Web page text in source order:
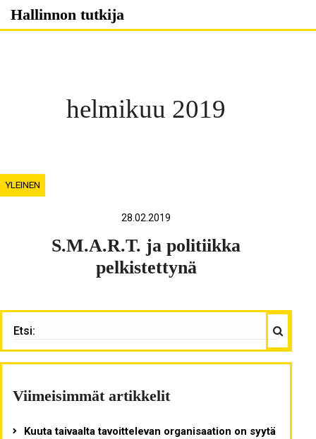
Skip
Hallinnon tutkija
helmikuu 2019
YLEINEN
28.02.2019
S.M.A.R.T. ja politiikka
pelkistettynä
Haku
Viimeisimmät artikkelit
Kuuta taivaalta tavoittelevan organisaation on syytä